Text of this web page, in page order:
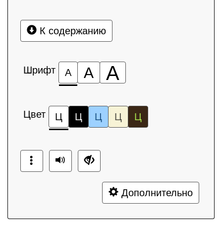
К содержанию
Шрифт А А А
Цвет Ц Ц Ц Ц Ц
Дополнительно